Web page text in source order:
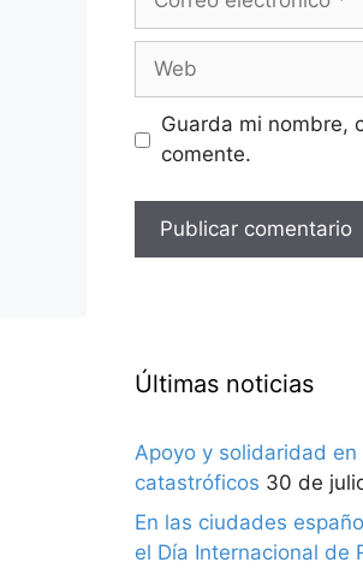
Web
Guarda mi nombre,
comente.
Últimas noticias
Apoyo y solidaridad
catastróficos 30 de
En las ciudades
el Día Internacional de